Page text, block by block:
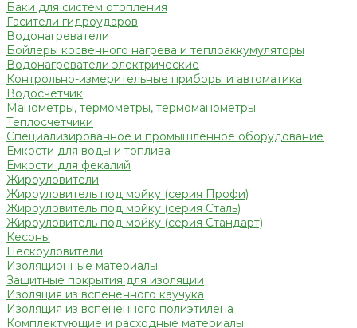
Баки для систем отопления
Гасители гидроударов
Водонагреватели
Бойлеры косвенного нагрева и теплоаккумуляторы
Водонагреватели электрические
Контрольно-измерительные приборы и автоматика
Водосчетчик
Манометры, термометры, термоманометры
Теплосчетчики
Специализированное и промышленное оборудование
Емкости для воды и топлива
Емкости для фекалий
Жироуловители
Жироуловитель под мойку (серия Профи)
Жироуловитель под мойку (серия Сталь)
Жироуловитель под мойку (серия Стандарт)
Кесоны
Пескоуловители
Изоляционные материалы
Защитные покрытия для изоляции
Изоляция из вспененного каучука
Изоляция из вспененного полиэтилена
Комплектующие и расходные материалы